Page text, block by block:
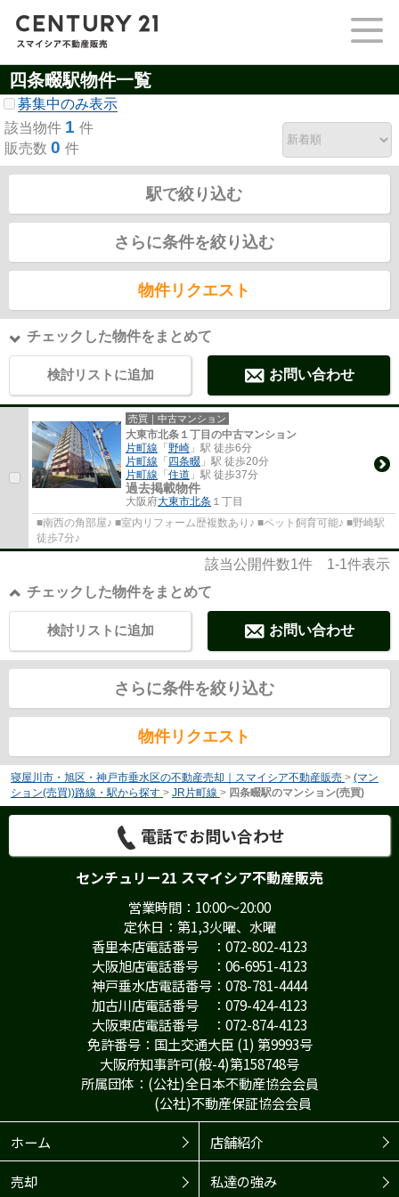
四条畷駅物件一覧
募集中のみ表示
該当物件 1 件
販売数 0 件
駅で絞り込む
さらに条件を絞り込む
物件リクエスト
チェックした物件をまとめて
検討リストに追加 お問い合わせ
売買｜中古マンション
大東市北条１丁目の中古マンション
片町線 「野崎 」駅 徒歩6分
片町線 「四条畷 」駅 徒歩20分
片町線 「住道 」駅 徒歩37分
過去掲載物件
大阪府大東市北条 １丁目
■南西の角部屋♪ ■室内リフォーム歴複数あり♪ ■ペット飼育可能♪ ■野崎駅
徒歩7分♪
該当公開件数1件 1-1件表示
チェックした物件をまとめて
お問い合わせ
検討リストに追加
さらに条件を絞り込む
物件リクエスト
寝屋川市・旭区・神戸市垂水区の不動産売却｜スマイシア不動産販売 > (マン
ション(売買))路線・駅から探す > JR片町線 > 四条畷駅のマンション(売買)
電話でお問い合わせ
センチュリー21 スマイシア不動産販売
営業時間：10:00～20:00
定休日：第1,3火曜、水曜
香里本店電話番号 ：072-802-4123
大阪旭店電話番号 ：06-6951-4123
神戸垂水店電話番号：078-781-4444
加古川店電話番号 ：079-424-4123
大阪東店電話番号 ：072-874-4123
免許番号：国土交通大臣 (1) 第9993号
大阪府知事許可(般-4)第158748号
所属団体：(公社)全日本不動産協会会員
(公社)不動産保証協会会員
ホーム
店舗紹介
売却 私達の強み